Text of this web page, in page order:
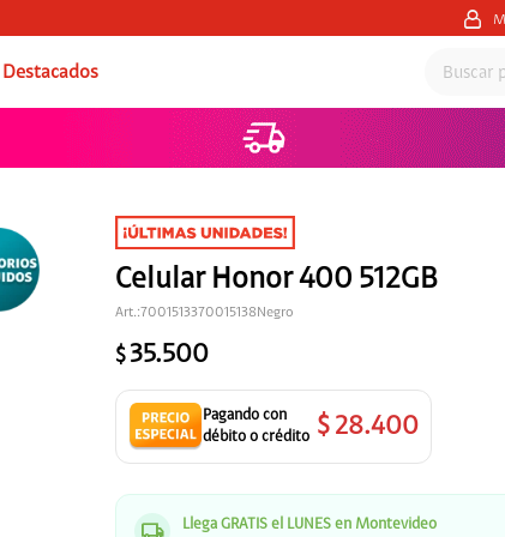
Destacados
Celular Honor 400 512GB
7001513370015138Negro
$ 35.500
$ 28.400
Llega GRATIS el LUNES en Montevideo